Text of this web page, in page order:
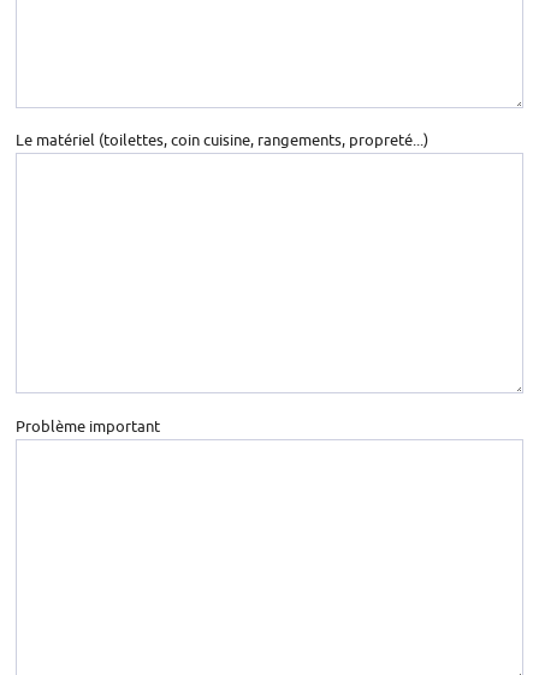
Le matériel (toilettes, coin cuisine, rangements, propreté...)
Problème important